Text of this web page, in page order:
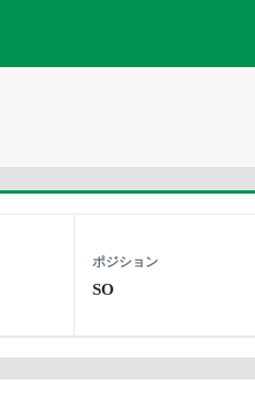
ポジション
SO